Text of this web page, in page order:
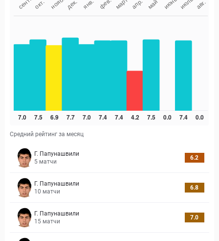
Средний рейтинг за месяц
Г. Папунашвили
5 матчи
6.2
Г. Папунашвили
10 матчи
6.8
Г. Папунашвили
15 матчи
7.0